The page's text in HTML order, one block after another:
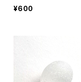
¥600